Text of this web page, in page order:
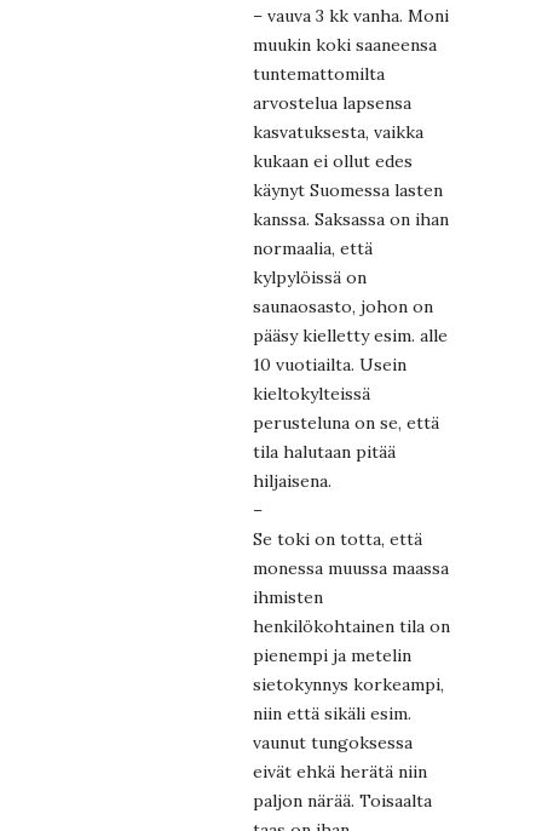
– vauva 3 kk vanha. Moni
muukin koki saaneensa
tuntemattomilta
arvostelua lapsensa
kasvatuksesta, vaikka
kukaan ei ollut edes
käynyt Suomessa lasten
kanssa. Saksassa on ihan
normaalia, että
kylpylöissä on
saunaosasto, johon on
pääsy kielletty esim. alle
10 vuotiailta. Usein
kieltokylteissä
perusteluna on se, että
tila halutaan pitää
hiljaisena.
–
Se toki on totta, että
monessa muussa maassa
ihmisten
henkilökohtainen tila on
pienempi ja metelin
sietokynnys korkeampi,
niin että sikäli esim.
vaunut tungoksessa
eivät ehkä herätä niin
paljon närää. Toisaalta